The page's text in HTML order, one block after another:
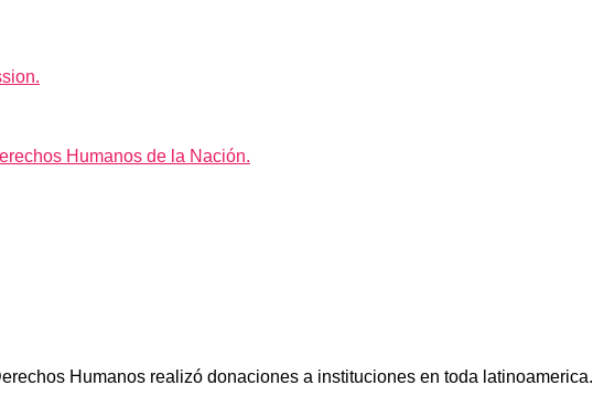
Humanos de la Nación.
Humanos realizó donaciones a instituciones en toda latinoamerica.